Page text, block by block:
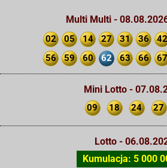
Multi Multi -
02 05 14 27 31 36 42
56
59 60 62 63 66 67
Mini Lotto -
09 18 24 27
Lotto -
Kumulacja: 5 000